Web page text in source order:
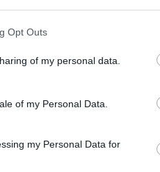
Opt Outs
of my personal data.
of my Personal Data.
my Personal Data for